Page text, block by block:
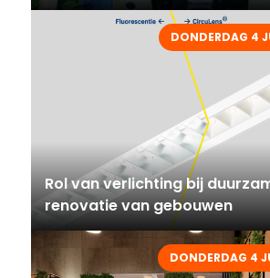
DONDERDAG 4
Rol van verlichting bij
renovatie van gebouwen
DONDERDAG 4